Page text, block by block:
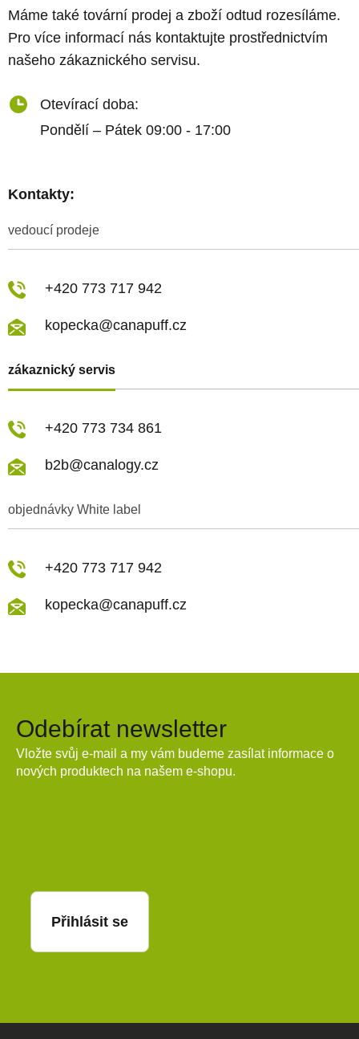
Máme také tovární prodej a zboží odtud rozesíláme.
Pro více informací nás kontaktujte prostřednictvím
našeho zákaznického servisu.
Otevírací doba:
Pondělí – Pátek 09:00 - 17:00
Kontakty:
zákaznický servis
vedoucí prodeje
objednávky White label
+420 773 717 942
kopecka@canapuff.cz
+420 773 734 861
b2b@canalogy.cz
+420 773 717 942
kopecka@canapuff.cz
Odebírat newsletter
Vložte svůj e-mail a my vám budeme zasílat informace o
nových produktech na našem e-shopu.
Přihlásit se